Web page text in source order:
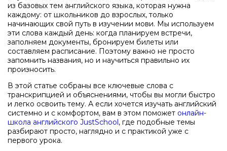
из базовых тем английского языка, которая нужна
каждому: от школьников до взрослых, только
начинающих свой путь в изучении мови. Мы используем
эти слова каждый день: когда планируем встречи,
заполняем документы, бронируем билеты или
составляем расписание. Поэтому важно не просто
запомнить названия, но и научиться правильно их
произносить.
В этой статье собраны все ключевые слова с
транскрипцией и объяснениями, чтобы вы могли быстро
и легко освоить тему. А если хочется изучать английский
системно и с комфортом, вам в этом поможет онлайн-
школа английского JustSchool, где подобные темы
разбирают просто, наглядно и с практикой уже с
первого урока.